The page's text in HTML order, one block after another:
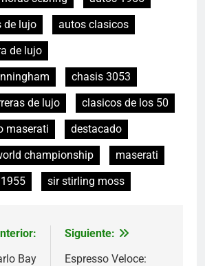
de lujo
autos clasicos
de lujo
chasis 3053
de lujo
clasicos de los 50
maserati
destacado
championship
maserati
sir stirling moss
Bay
Siguiente:
Espresso Veloce: